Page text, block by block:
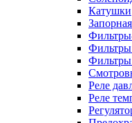
Катушки
Фильтры
Фильтры
Реле
Реле